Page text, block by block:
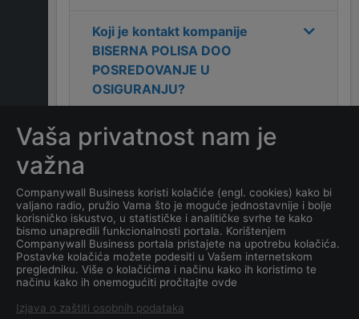
Koji je kontakt kompanije
BISERNA POLISA DOO
POSREDOVANJE U
OSIGURANJU?
Koliko ima zaposlenih
kompanija BISERNA POLISA
OSIGURANJU?
Koji je datum osnivanja
kompanijeBISERNA POLISA
DOO POSREDOVANJE U
OSIGURANJU?
Vaša privatnost nam je
važna
Companywall Business koristi kolačiće (engl. cookies) kako bi
valjano radio, pružio Vama što je moguće jednostavnije i bolje
korisničko iskustvo, u statističke i analitičke svrhe te kako
bismo unapredili funkcionalnosti portala. Korištenjem
Companywall Business portala pristajete na upotrebu kolačića.
Postavke kolačića možete podesiti u Vašem internetskom
pregledniku. Više o kolačićima i načinu kako ih koristimo te
načinu kako ih onemogućiti pročitajte ovde
Izjava o zaštiti osobnih podataka